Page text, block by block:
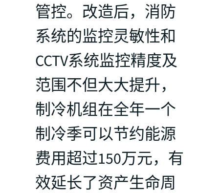
管控。改造后，消防
系统的监控灵敏性和
CCTV系统监控精度及
范围不但大大提升，
制冷机组在全年一个
制冷季可以节约能源
费用超过150万元，有
效延长了资产生命周